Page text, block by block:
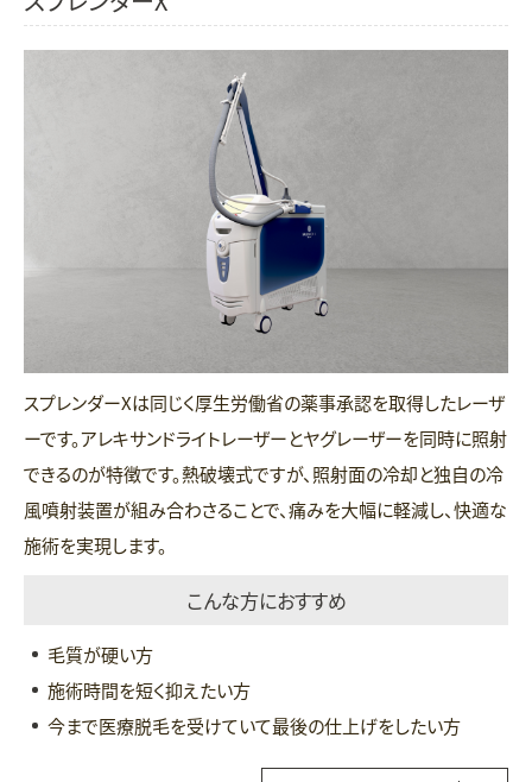
スプレンダーXは同じく厚生労働省の薬事承認を取得したレーザ
ーです。アレキサンドライトレーザーとヤグレーザーを同時に照射
できるのが特徴です。熱破壊式ですが、照射面の冷却と独自の冷
風噴射装置が組み合わさることで、痛みを大幅に軽減し、快適な
施術を実現します。
こんな方におすすめ
毛質が硬い方
施術時間を短く抑えたい方
今まで医療脱毛を受けていて最後の仕上げをしたい方